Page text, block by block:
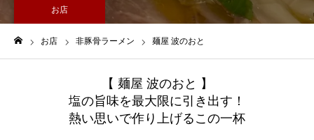
お店
お店 非豚骨ラーメン 麺屋 波のおと
【 麺屋 波のおと 】
塩の旨味を最大限に引き出す！
熱い思いで作り上げるこの一杯